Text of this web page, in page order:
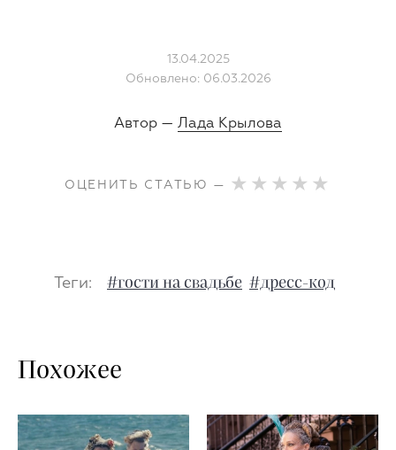
13.04.2025
Обновлено: 06.03.2026
Автор — Лада Крылова
ОЦЕНИТЬ СТАТЬЮ —
Теги: #гости на свадьбе #дресс-код
Похожее